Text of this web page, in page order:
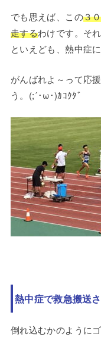
でも思えば、この３
走するわけです。そ
といえども、熱中症
がんばれよ～って応
う。(;´･ω･)ｶｺｸﾀﾞ
熱中症で救急搬送
倒れ込むかのように